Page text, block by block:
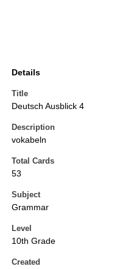
Details
Title
Deutsch Ausblick 4
Description
vokabeln
Total Cards
53
Subject
Grammar
Level
10th Grade
Created